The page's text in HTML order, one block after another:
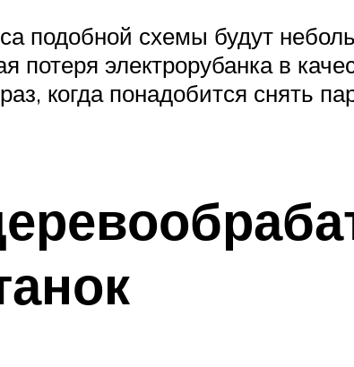
подобной схемы будут
электрорубанка в
когда понадобится снять